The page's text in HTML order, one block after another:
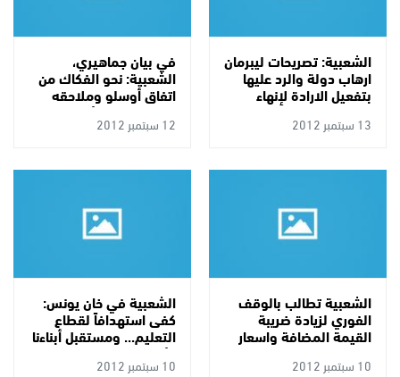
الشعبية: تصريحات ليبرمان
ارهاب دولة والرد عليها
بتفعيل الارادة لإنهاء
الانقسام
13 سبتمبر 2012
في بيان جماهيري،
الشعبية: نحو الفكاك من
اتفاق أوسلو وملاحقه
الاقتصادية والأمنية12 سبتمبر 2012
الشعبية تطالب بالوقف
الفوري لزيادة ضريبة
القيمة المضافة واسعار
الخبز والمحروقات10 سبتمبر 2012
الشعبية في خان يونس:
كفى استهدافاً لقطاع
التعليم... ومستقبل أبناءنا
الأكاديمي10 سبتمبر 2012